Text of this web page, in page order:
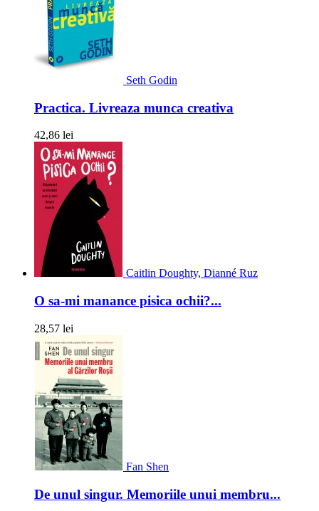
Seth Godin
Practica. Livreaza munca creativa
42,86 lei
Caitlin Doughty, Dianné Ruz
O sa-mi manance pisica ochii?...
28,57 lei
Fan Shen
De unul singur. Memoriile unui membru...